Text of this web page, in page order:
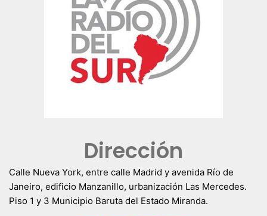
Dirección
Calle Nueva York, entre calle Madrid y avenida Río de
Janeiro, edificio Manzanillo, urbanización Las Mercedes.
Piso 1 y 3 Municipio Baruta del Estado Miranda.